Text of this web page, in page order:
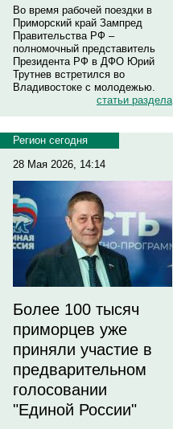
Во время рабочей поездки в
Приморский край Зампред
Правительства РФ –
полномочный представитель
Президента РФ в ДФО Юрий
Трутнев встретился во
Владивостоке с молодежью.
статьи раздела
Регион сегодня
28 Мая 2026, 14:14
Более 100 тысяч
приморцев уже
приняли участие в
предварительном
голосовании
"Единой России"